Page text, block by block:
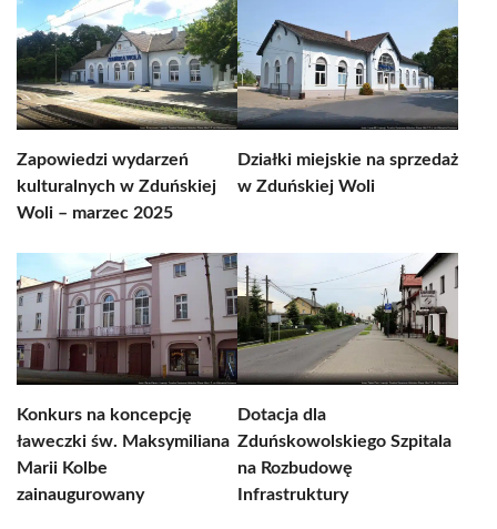
Zapowiedzi wydarzeń
kulturalnych w Zduńskiej
Woli – marzec 2025
Działki miejskie na sprzedaż
w Zduńskiej Woli
Konkurs na koncepcję
ławeczki św. Maksymiliana
Marii Kolbe
zainaugurowany
Dotacja dla
Zduńskowolskiego Szpitala
na Rozbudowę
Infrastruktury